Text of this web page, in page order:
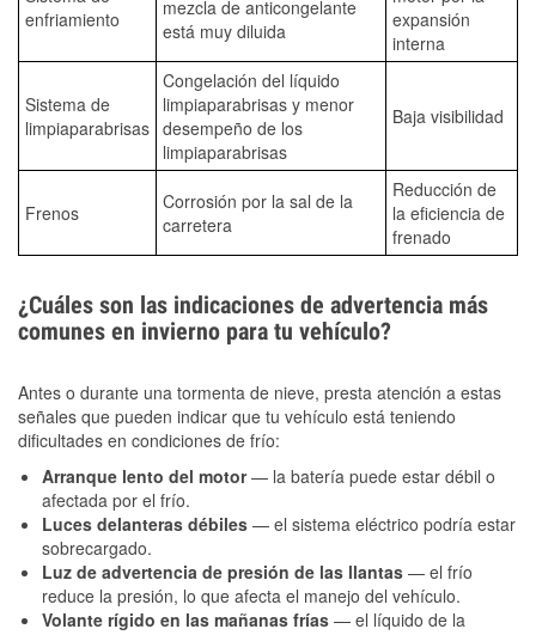
enfriamiento
mezcla de anticongelante
está muy diluida
expansión
interna
Sistema de
limpiaparabrisas
Congelación del líquido
limpiaparabrisas y menor
desempeño de los
limpiaparabrisas
Baja visibilidad
Frenos
Corrosión por la sal de la
carretera
Reducción de
la eficiencia de
frenado
¿Cuáles son las indicaciones de advertencia más
comunes en invierno para tu vehículo?
Antes o durante una tormenta de nieve, presta atención a estas
señales que pueden indicar que tu vehículo está teniendo
dificultades en condiciones de frío:
Arranque lento del motor— la batería puede estar débil o
afectada por el frío.
Luces delanteras débiles — el sistema eléctrico podría estar
sobrecargado.
Luz de advertencia de presión de las llantas — el frío
reduce la presión, lo que afecta el manejo del vehículo.
Volante rígido en las mañanas frías — el líquido de la